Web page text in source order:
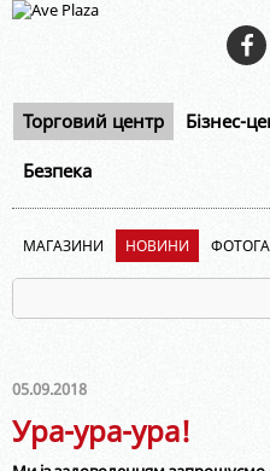
Торговий центр Бізнес-
Безпека
МАГАЗИНИ НОВИНИ
05.09.2018
Ура-ура-ура!